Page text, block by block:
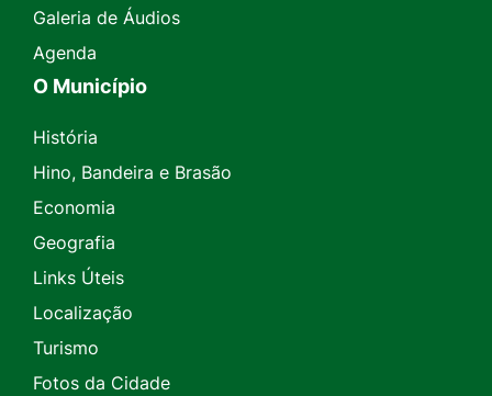
Galeria de Áudios
Agenda
O Município
História
Hino, Bandeira e Brasão
Economia
Geografia
Links Úteis
Localização
Turismo
Fotos da Cidade